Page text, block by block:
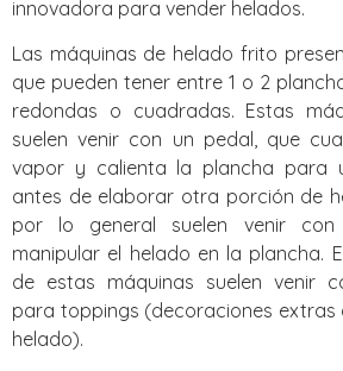
innovadora para vender helados.
Las máquinas de helado frito
que pueden tener entre 1 o 2
redondas o cuadradas. Estas
suelen venir con un pedal, que
vapor y calienta la plancha para
antes de elaborar otra porción de
por lo general suelen venir
manipular el helado en la plancha.
de estas máquinas suelen venir
para toppings (decoraciones extras
helado).